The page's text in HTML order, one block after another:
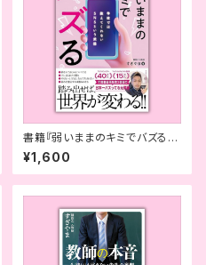
書籍『弱いままのキミでバズる』
（サイン入り）
¥1,600